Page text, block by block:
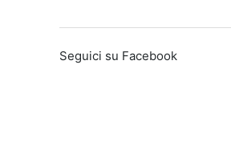
Seguici su Facebook